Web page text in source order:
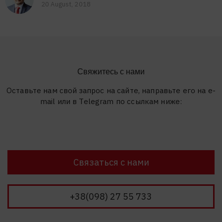
20 August, 2018
Свяжитесь с нами
Оставьте нам свой запрос на сайте, направьте его на e-
mail или в Telegram по ссылкам ниже:
Связаться с нами
+38(098) 27 55 733